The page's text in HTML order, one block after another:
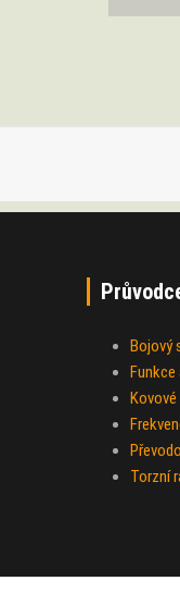
Bojový
Funkce
Torzní